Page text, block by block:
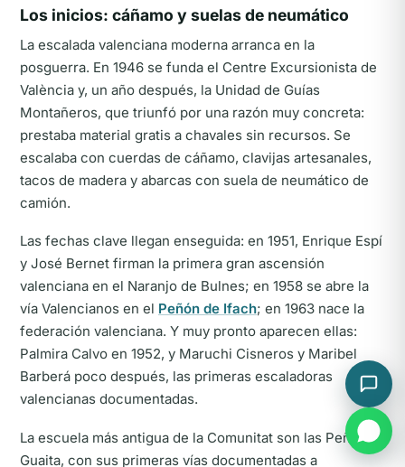
Los inicios: cáñamo y suelas de neumático
La escalada valenciana moderna arranca en la
posguerra. En 1946 se funda el Centre Excursionista de
València y, un año después, la Unidad de Guías
Montañeros, que triunfó por una razón muy concreta:
prestaba material gratis a chavales sin recursos. Se
escalaba con cuerdas de cáñamo, clavijas artesanales,
tacos de madera y abarcas con suela de neumático de
camión.
Las fechas clave llegan enseguida: en 1951, Enrique Espí
y José Bernet firman la primera gran ascensión
valenciana en el Naranjo de Bulnes; en 1958 se abre la
vía Valencianos en el Peñón de Ifach; en 1963 nace la
federación valenciana. Y muy pronto aparecen ellas:
Palmira Calvo en 1952, y Maruchi Cisneros y Maribel
Barberá poco después, las primeras escaladoras
valencianas documentadas.
La escuela más antigua de la Comunitat son las Peñas de
Guaita, con sus primeras vías documentadas a